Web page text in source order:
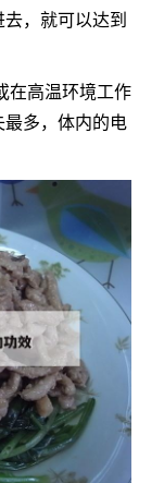
，就可以达到
在高温环境工作
最多，体内的电